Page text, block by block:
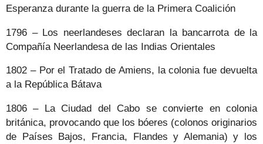
Esperanza durante la guerra de la Primera Coalición
1796 – Los neerlandeses declaran la bancarrota de la
Compañía Neerlandesa de las Indias Orientales
1802 – Por el Tratado de Amiens, la colonia fue devuelta
a la República Bátava
1806 – La Ciudad del Cabo se convierte en colonia
británica, provocando que los bóeres (colonos originarios
de Países Bajos, Francia, Flandes y Alemania) y los